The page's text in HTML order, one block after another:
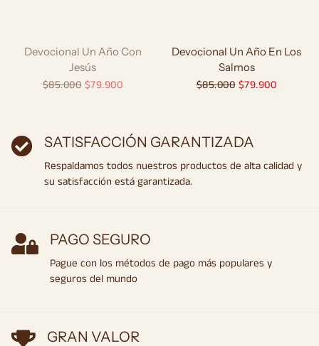
Devocional Un Año Con
Jesús
Precio
$85.000 Precio
$79.900
Devocional Un Año En Los
Salmos
Precio
$85.000 Precio
$79.900
SATISFACCIÓN GARANTIZADA
Respaldamos todos nuestros productos de alta calidad y
su satisfacción está garantizada.
PAGO SEGURO
Pague con los métodos de pago más populares y
seguros del mundo
GRAN VALOR